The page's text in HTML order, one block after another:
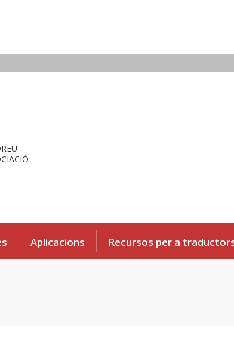
Aplicacions Recursos per a